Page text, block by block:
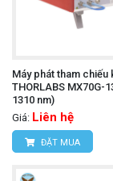
Máy phát tham chiếu
THORLABS MX70G-
1310 nm)
Giá: Liên hệ
ĐẶT MUA